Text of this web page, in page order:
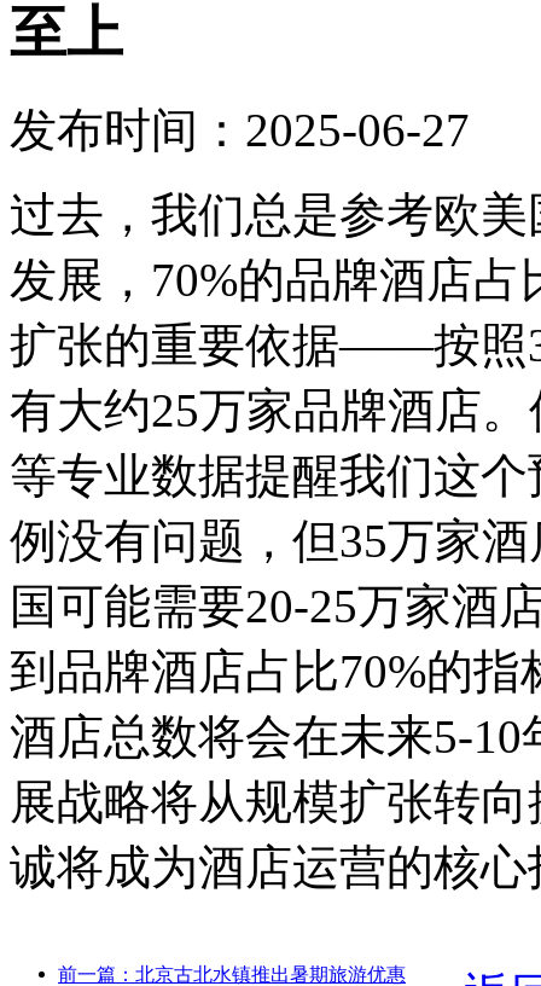
至上
发布时间：2025-06-27
过去，我们总是参考欧
发展，70%的品牌酒店
扩张的重要依据——按照
有大约25万家品牌酒店
等专业数据提醒我们这
例没有问题，但35万家
国可能需要20-25万家酒
到品牌酒店占比70%的
酒店总数将会在未来5-
展战略将从规模扩张转
诚将成为酒店运营的核心
前一篇：北京古北水镇推出暑期旅游优惠